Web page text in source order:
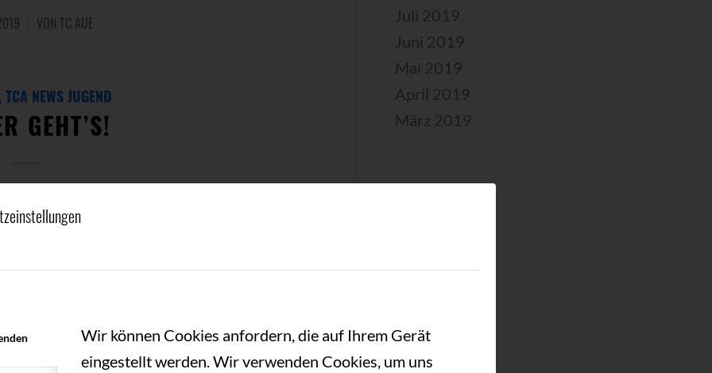
Wir können Cookies anfordern, die auf Ihrem Gerät
eingestellt werden. Wir verwenden Cookies, um uns
VON TC AUE
TCA NEWS JUGEND
GEHT’S!
Herzlichen Glückwunsch an alle
super Start der Midcourts mit spannenden
Horst 3:0. Klasse und weiter so!
Juli 2019
Juni 2019
Mai 2019
April 2019
März 2019